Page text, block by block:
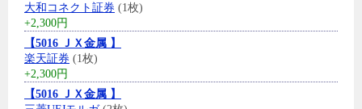
大和コネクト証券 (1枚)
+2,300円
【5016 ＪＸ金属 】
楽天証券 (1枚)
+2,300円
【5016 ＪＸ金属 】